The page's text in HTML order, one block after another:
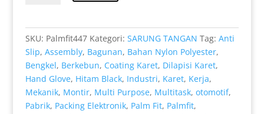
Safety
Murah
SKU: Palmfit447 Kategori: SARUNG TANGAN Tag: Anti
Slip, Assembly, Bagunan, Bahan Nylon Polyester,
Bengkel, Berkebun, Coating Karet, Dilapisi Karet,
Hand Glove, Hitam Black, Industri, Karet, Kerja,
Mekanik, Montir, Multi Purpose, Multitask, otomotif,
Pabrik, Packing Elektronik, Palm Fit, Palmfit,